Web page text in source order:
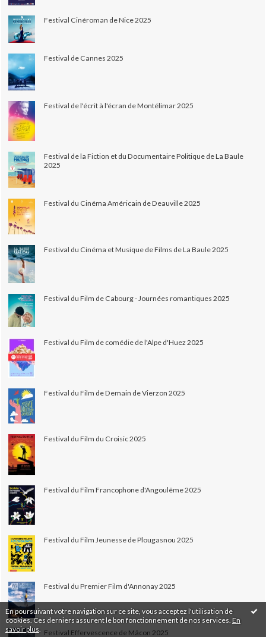
En poursuivant votre navigation sur ce site, vous acceptez l'utilisation de
cookies. Ces derniers assurent le bon fonctionnement de nos services. En
savoir plus
Festival Cinéroman de Nice 2025
Festival de Cannes 2025
Festival de l'écrit à l'écran de Montélimar 2025
Festival de la Fiction et du Documentaire Politique de La Baule
2025
Festival du Cinéma Américain de Deauville 2025
Festival du Cinéma et Musique de Films de La Baule 2025
Festival du Film de Cabourg - Journées romantiques 2025
Festival du Film de comédie de l'Alpe d'Huez 2025
Festival du Film de Demain de Vierzon 2025
Festival du Film du Croisic 2025
Festival du Film Francophone d'Angoulême 2025
Festival du Film Jeunesse de Plougasnou 2025
Festival du Premier Film d'Annonay 2025
Festival Effervescence de Mâcon 2025